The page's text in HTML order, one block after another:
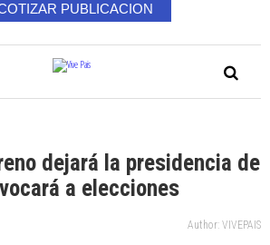
PUBLICACION
dejará la presidencia de
a elecciones
Author: VIVEPAIS